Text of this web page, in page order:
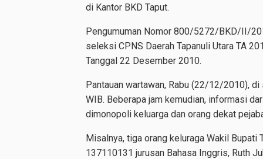
di Kantor BKD Taput.
Pengumuman Nomor 800/5272/BKD/II/
seleksi CPNS Daerah Tapanuli Utara TA
Tanggal 22 Desember 2010.
Pantauan wartawan, Rabu (22/12/2010),
WIB. Beberapa jam kemudian, informasi
dimonopoli keluarga dan orang dekat
Misalnya, tiga orang keluraga Wakil
137110131 jurusan Bahasa Inggris, Ruth